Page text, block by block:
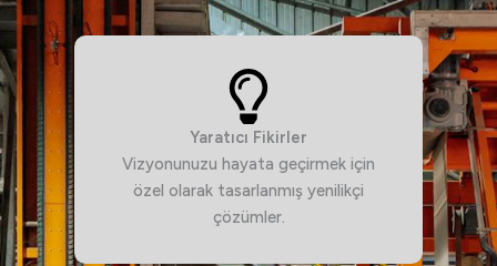
Yaratıcı Fikirler
Vizyonunuzu hayata geçirmek için
özel olarak tasarlanmış yenilikçi
çözümler.